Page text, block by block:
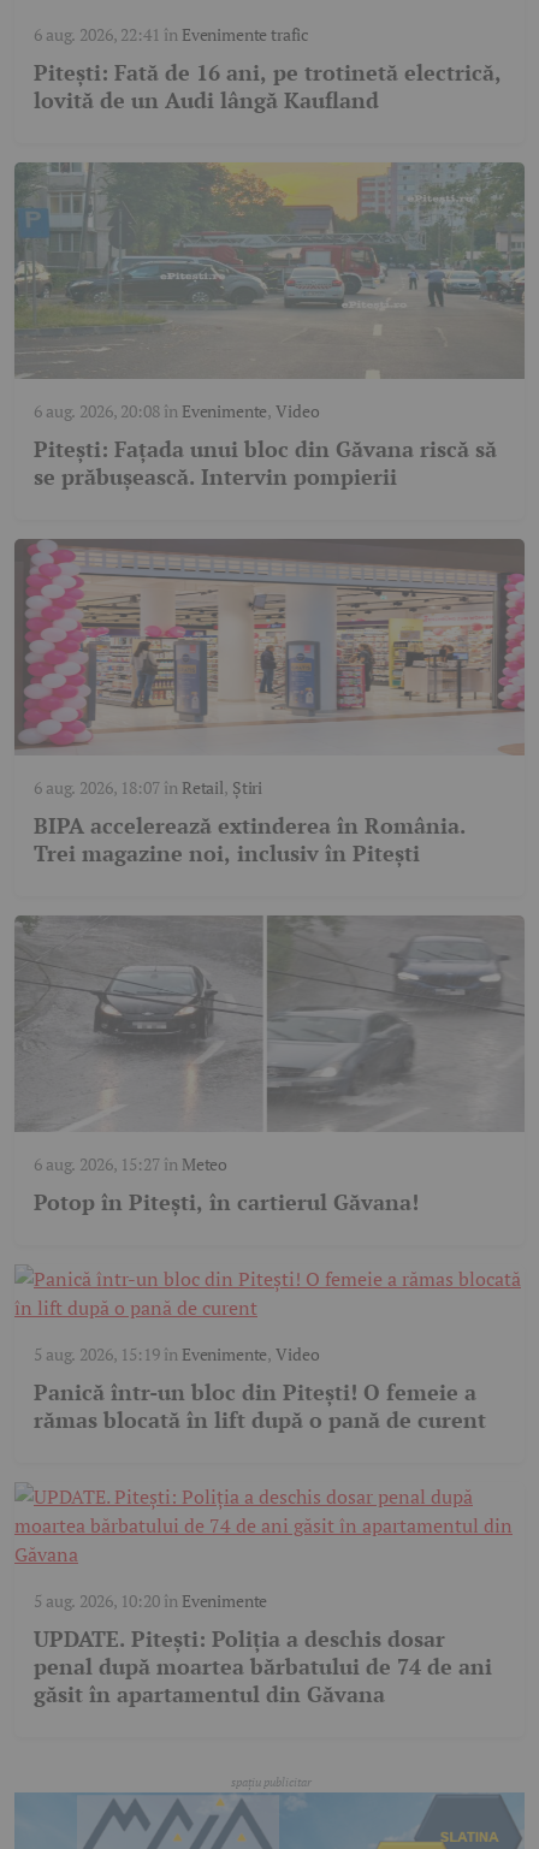
6 aug. 2026, 22:41 în Evenimente trafic
Pitești: Fată de 16 ani, pe trotinetă electrică,
lovită de un Audi lângă Kaufland
6 aug. 2026, 20:08în Evenimente,Video
Pitești: Fațada unui bloc din Găvana riscă să
se prăbușească. Intervin pompierii
6 aug. 2026, 18:07în Retail, Știri
BIPA accelerează extinderea în România.
Trei magazine noi, inclusiv în Pitești
6 aug. 2026, 15:27în Meteo
Potop în Pitești, în cartierul Găvana!
5 aug. 2026, 15:19în Evenimente,Video
Panică într-un bloc din Pitești! O femeie a
rămas blocată în lift după o pană de curent
5 aug. 2026, 10:20în Evenimente
UPDATE. Pitești: Poliția a deschis dosar
penal după moartea bărbatului de 74 de ani
găsit în apartamentul din Găvana